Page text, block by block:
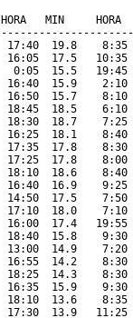
MIN
17:40  19.8
16:05  17.5
0:05  15.5
16:40  15.9
16:50  15.7
18:45  18.5
18:30  18.7
16:25  18.1
17:35  17.8
17:25  17.8
18:10  18.6
16:40  16.9
14:50  17.5
17:10  18.0
16:00  17.4
18:40  15.8
13:00  14.9
16:55  14.2
18:25  14.3
16:35  15.9
18:10  13.6
17:30  13.9